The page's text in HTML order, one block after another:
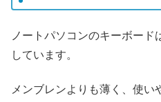
ノートパソコンのキーボード
しています。
メンブレンよりも薄く、使い